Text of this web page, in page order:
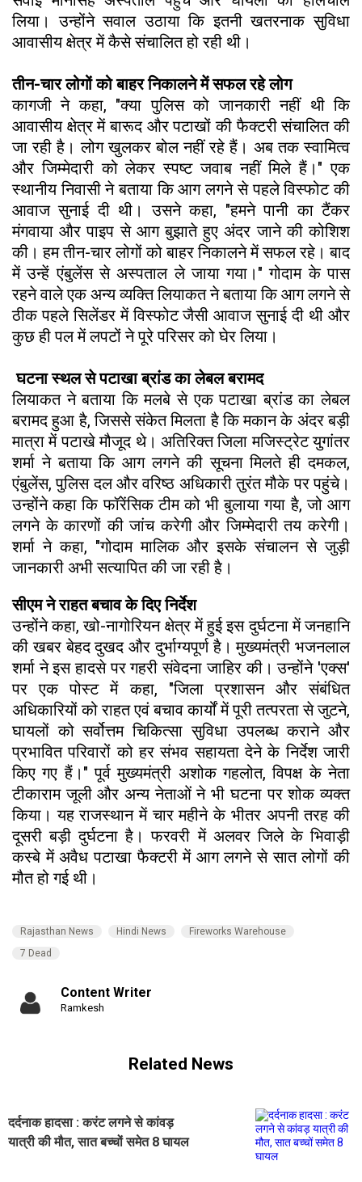
लिया। उन्होंने सवाल उठाया कि इतनी खतरनाक सुविधा
आवासीय क्षेत्र में कैसे संचालित हो रही थी।
तीन-चार लोगों को बाहर निकालने में सफल रहे लोग
कागजी ने कहा, "क्या पुलिस को जानकारी नहीं थी कि
आवासीय क्षेत्र में बारूद और पटाखों की फैक्टरी संचालित की
जा रही है। लोग खुलकर बोल नहीं रहे हैं। अब तक स्वामित्व
और जिम्मेदारी को लेकर स्पष्ट जवाब नहीं मिले हैं।" एक
स्थानीय निवासी ने बताया कि आग लगने से पहले विस्फोट की
आवाज सुनाई दी थी। उसने कहा, "हमने पानी का टैंकर
मंगवाया और पाइप से आग बुझाते हुए अंदर जाने की कोशिश
की। हम तीन-चार लोगों को बाहर निकालने में सफल रहे। बाद
में उन्हें एंबुलेंस से अस्पताल ले जाया गया।" गोदाम के पास
रहने वाले एक अन्य व्यक्ति लियाकत ने बताया कि आग लगने से
ठीक पहले सिलेंडर में विस्फोट जैसी आवाज सुनाई दी थी और
कुछ ही पल में लपटों ने पूरे परिसर को घेर लिया।
घटना स्थल से पटाखा ब्रांड का लेबल बरामद
लियाकत ने बताया कि मलबे से एक पटाखा ब्रांड का लेबल
बरामद हुआ है, जिससे संकेत मिलता है कि मकान के अंदर बड़ी
मात्रा में पटाखे मौजूद थे। अतिरिक्त जिला मजिस्ट्रेट युगांतर
शर्मा ने बताया कि आग लगने की सूचना मिलते ही दमकल,
एंबुलेंस, पुलिस दल और वरिष्ठ अधिकारी तुरंत मौके पर पहुंचे।
उन्होंने कहा कि फॉरेंसिक टीम को भी बुलाया गया है, जो आग
लगने के कारणों की जांच करेगी और जिम्मेदारी तय करेगी।
शर्मा ने कहा, "गोदाम मालिक और इसके संचालन से जुड़ी
जानकारी अभी सत्यापित की जा रही है।
सीएम ने राहत बचाव के दिए निर्देश
उन्होंने कहा, खो-नागोरियन क्षेत्र में हुई इस दुर्घटना में जनहानि
की खबर बेहद दुखद और दुर्भाग्यपूर्ण है। मुख्यमंत्री भजनलाल
शर्मा ने इस हादसे पर गहरी संवेदना जाहिर की। उन्होंने 'एक्स'
पर एक पोस्ट में कहा, "जिला प्रशासन और संबंधित
अधिकारियों को राहत एवं बचाव कार्यों में पूरी तत्परता से जुटने,
घायलों को सर्वोत्तम चिकित्सा सुविधा उपलब्ध कराने और
प्रभावित परिवारों को हर संभव सहायता देने के निर्देश जारी
किए गए हैं।" पूर्व मुख्यमंत्री अशोक गहलोत, विपक्ष के नेता
टीकाराम जूली और अन्य नेताओं ने भी घटना पर शोक व्यक्त
किया। यह राजस्थान में चार महीने के भीतर अपनी तरह की
दूसरी बड़ी दुर्घटना है। फरवरी में अलवर जिले के भिवाड़ी
कस्बे में अवैध पटाखा फैक्टरी में आग लगने से सात लोगों की
मौत हो गई थी।
Rajasthan News Hindi News
Fireworks Warehouse
7 Dead
Content Writer
Ramkesh
Related News
दर्दनाक हादसा : करंट लगने से कांवड़
यात्री की मौत, सात बच्चों समेत 8 घायल